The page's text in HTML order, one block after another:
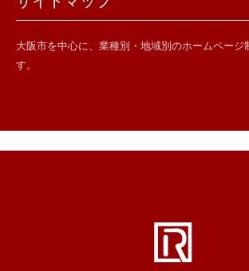
大阪市を中心に、業種別・地域別のホームページ
す。